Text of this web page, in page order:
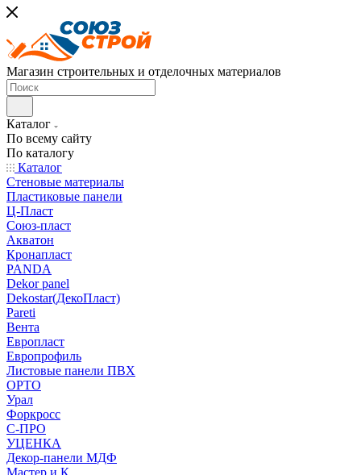
Магазин строительных и отделочных материалов
Каталог
По всему сайту
По каталогу
Каталог
Стеновые материалы
Пластиковые панели
Ц-Пласт
Союз-пласт
Акватон
Кронапласт
PANDA
Dekor panel
Dekostar(ДекоПласт)
Pareti
Вента
Европласт
Европрофиль
Листовые панели ПВХ
ОРТО
Урал
Форкросс
С-ПРО
УЦЕНКА
Декор-панели МДФ
Мастер и К